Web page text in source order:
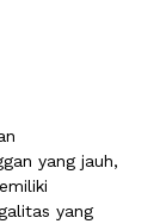
yang jauh,
yang